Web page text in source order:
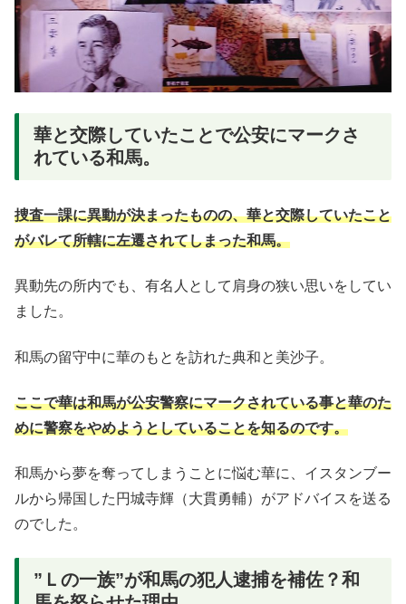
華と交際していたことで公安にマークさ
れている和馬。
捜査一課に異動が決まったものの、華と交際していたこと
がバレて所轄に左遷されてしまった和馬。
異動先の所内でも、有名人として肩身の狭い思いをしてい
ました。
和馬の留守中に華のもとを訪れた典和と美沙子。
ここで華は和馬が公安警察にマークされている事と華のた
めに警察をやめようとしていることを知るのです。
和馬から夢を奪ってしまうことに悩む華に、イスタンブー
ルから帰国した円城寺輝（大貫勇輔）がアドバイスを送る
のでした。
”Ｌの一族”が和馬の犯人逮捕を補佐？和